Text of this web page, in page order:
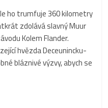
ho trumfuje 360 kilometry
zdolává slavný Muur
Kolem Flander.
hvězda Deceunincku-
bláznivé výzvy, abych se